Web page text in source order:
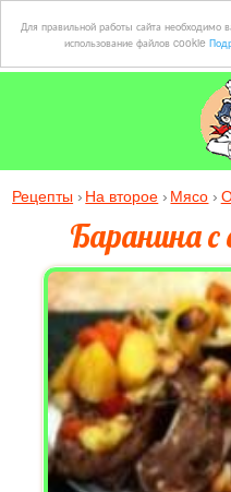
Для правильной работы сайта необходимо
использование файлов cookie
Рецепты На второе Мясо
Баранина